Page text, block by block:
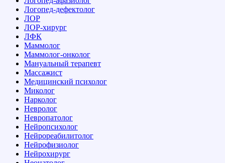
Логопед-дефектолог
ЛОР
ЛОР-хирург
ЛФК
Маммолог
Маммолог-онколог
Мануальный терапевт
Массажист
Медицинский психолог
Миколог
Нарколог
Невролог
Невропатолог
Нейропсихолог
Нейрореабилитолог
Нейрофизиолог
Нейрохирург